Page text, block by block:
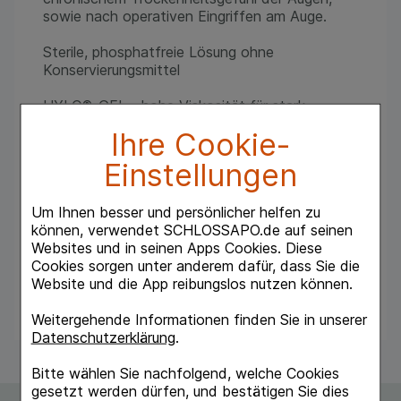
Ihre Cookie-
Einstellungen
Um Ihnen besser und persönlicher helfen zu
können, verwendet SCHLOSSAPO.de auf seinen
Websites und in seinen Apps Cookies. Diese
Cookies sorgen unter anderem dafür, dass Sie die
Website und die App reibungslos nutzen können.
Weitergehende Informationen finden Sie in unserer
Datenschutzerklärung.
Bitte wählen Sie nachfolgend, welche Cookies
gesetzt werden dürfen, und bestätigen Sie dies
sowie nach operativen Eingriffen am Auge.
Sterile, phosphatfreie Lösung ohne
Konservierungsmittel
HYLO®-GEL - hohe Viskosität für stark
- Augentropfen im COMOD®-System mit 0,2%
Natriumhyaluronat
- spürbar viskosere Konsistenz für lang
Sehbeeinträchtigung
- einzigartige Wirksamkeit ohne therapeutische
Alternative*
- konservieru>ngsmittelfrei und phosphatfrei
- mit Kontaktlinsen verträglich